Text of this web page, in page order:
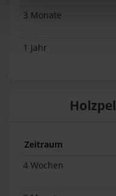
3 Monate
1 Jahr
Zeitraum
4 Wochen